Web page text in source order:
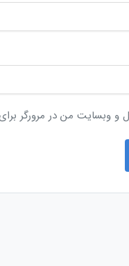
و وبسایت من در مرورگر